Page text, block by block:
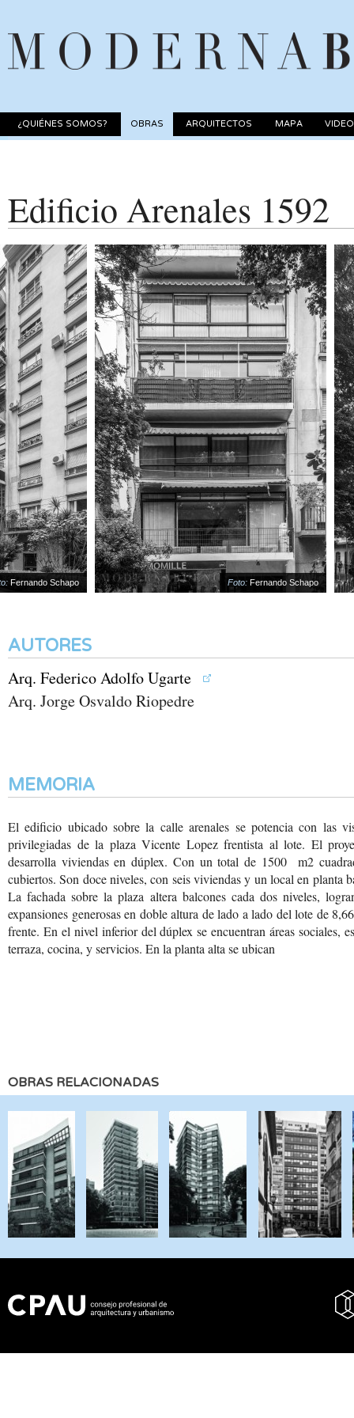
¿QUIÉNES SOMOS? OBRAS ARQUITECTOS MAPA
Edificio Arenales 1592
Fernando Schapo Foto:Fernando Schapo
AUTORES
Arq. Federico Adolfo Ugarte
Arq. Jorge Osvaldo Riopedre
MEMORIA
El edificio ubicado sobre la calle arenales se potencia con las
privilegiadas de la plaza Vicente Lopezfrentista al lote. El
desarrolla viviendasen dúplex. Con un total de 1500 m2
cubiertos. Son doce niveles, con seis viviendas y un local en planta
La fachada sobre la plaza altera balcones cada dosniveles,
expansiones generosas en doble altura de lado a lado del lote de
frente. En el nivel inferior del dúplex se encuentran áreas sociales,
terraza, cocina, y servicios. En la planta alta se ubican
OBRAS RELACIONADAS